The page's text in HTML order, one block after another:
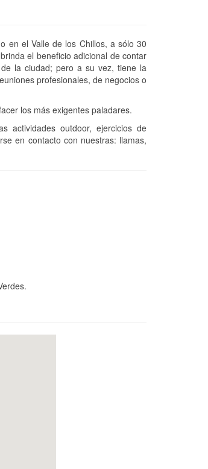
en el Valle de los Chillos, a sólo 30
el beneficio adicional de contar
la ciudad; pero a su vez, tiene la
profesionales, de negocios o
los más exigentes paladares.
actividades outdoor, ejercicios de
en contacto con nuestras: llamas,